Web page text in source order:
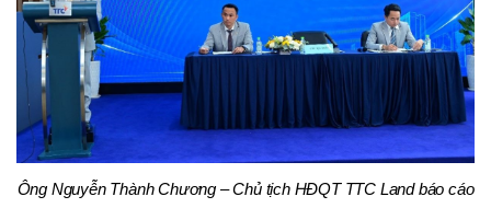
Ông Nguyễn Thành Chương – Chủ tịch HĐQT TTC Land báo cáo